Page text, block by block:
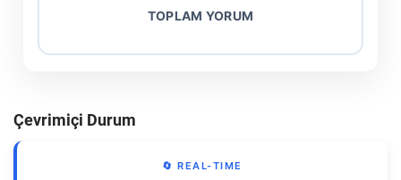
TOPLAM YORUM
Çevrimiçi Durum
🔄 REAL-TIME